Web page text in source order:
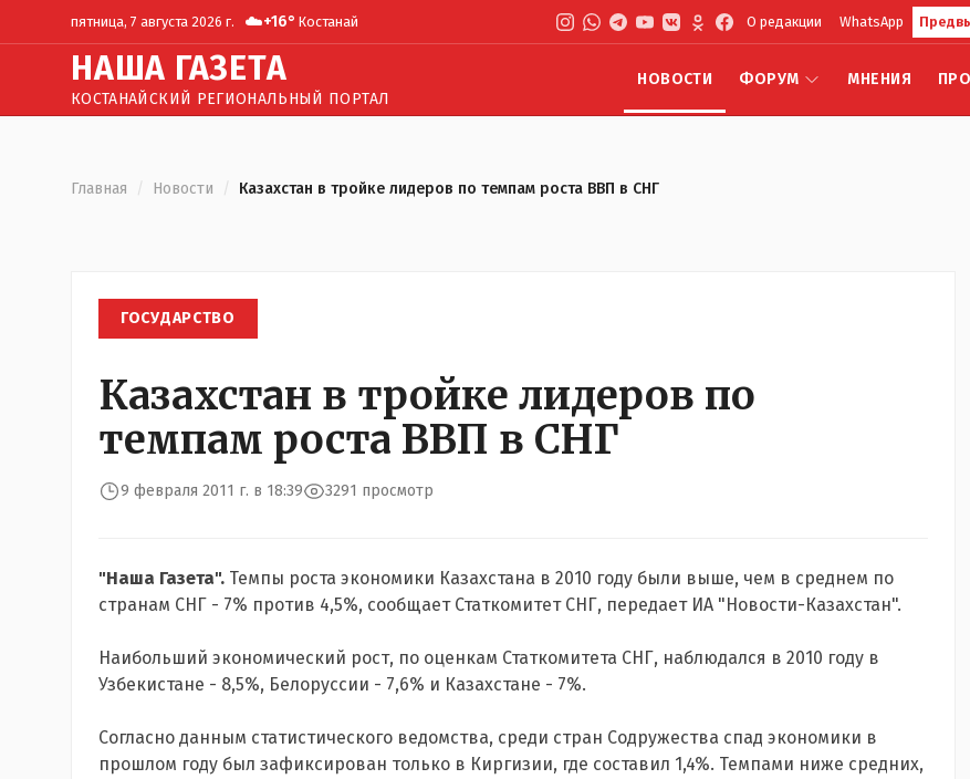
пятница, 7 августа 2026 г. ☁️+16° Костанай О редакции WhatsApp
НАША ГАЗЕТА
КОСТАНАЙСКИЙ РЕГИОНАЛЬНЫЙ ПОРТАЛ
НОВОСТИ ФОРУМ МНЕНИЯ
Главная / Новости / Казахстан в тройке лидеров по темпам роста ВВП в СНГ
ГОСУДАРСТВО
Казахстан в тройке лидеров по
темпам роста ВВП в СНГ
9 февраля 2011 г. в 18:39 3291 просмотр
"Наша Газета". Темпы роста экономики Казахстана в 2010 году были выше, чем в среднем по
странам СНГ - 7% против 4,5%, сообщает Статкомитет СНГ, передает ИА "Новости-Казахстан".
Наибольший экономический рост, по оценкам Статкомитета СНГ, наблюдался в 2010 году в
Узбекистане - 8,5%, Белоруссии - 7,6% и Казахстане - 7%.
Согласно данным статистического ведомства, среди стран Содружества спад экономики в
прошлом году был зафиксирован только в Киргизии, где составил 1,4%. Темпами ниже средних,